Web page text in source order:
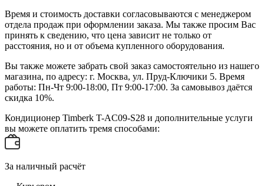
Время и стоимость доставки согласовываются с менеджером
отдела продаж при оформлении заказа. Мы также просим Вас
принять к сведению, что цена зависит не только от
расстояния, но и от объема купленного оборудования.
Вы также можете забрать свой заказ самостоятельно из нашего
магазина, по адресу: г. Москва, ул. Пруд-Ключики 5. Время
работы: Пн-Чт 9:00-18:00, Пт 9:00-17:00. За самовывоз даётся
скидка 10%.
Кондиционер Timberk T-AC09-S28 и дополнительные услуги
вы можете оплатить тремя способами:
За наличный расчёт